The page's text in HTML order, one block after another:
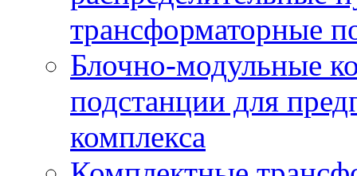
трансформаторные
Блочно-модульные
подстанции для
комплекса